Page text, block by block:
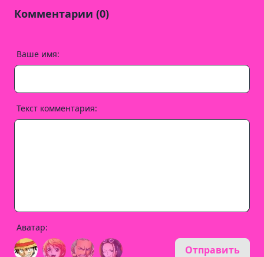
Комментарии (0)
Ваше имя:
Текст комментария:
Аватар:
Отправить